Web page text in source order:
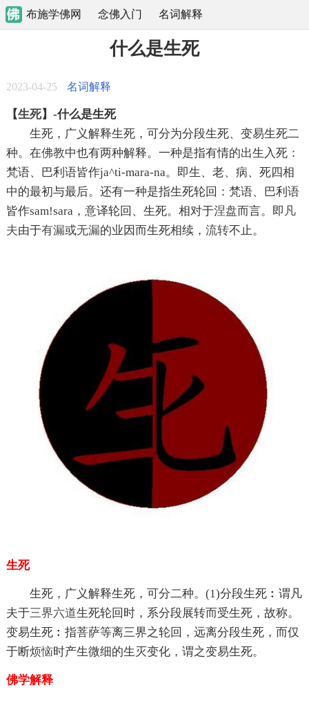
布施学佛网 念佛入门 名词解释
什么是生死
2023-04-25 名词解释
【生死】-什么是生死
生死，广义解释生死，可分为分段生死、变易生死二
种。在佛教中也有两种解释。一种是指有情的出生入死：
梵语、巴利语皆作ja^ti-mara-na。即生、老、病、死四相
中的最初与最后。还有一种是指生死轮回：梵语、巴利语
皆作sam!sara，意译轮回、生死。相对于涅盘而言。即 凡
夫由于有漏或无漏的业因而生死相续， 流转不止。
生死
生死，广义解释生死，可分二种。(1)分段生死︰谓凡
夫于三界六道生死轮回时，系分段展转而受生死，故称。
变易生死︰指菩萨等离三界之轮回，远离分段生死，而仅
于断烦恼时产生微细的生灭变化，谓之变易生死。
佛学解释